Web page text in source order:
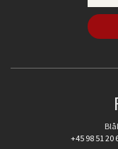
+45 98 51 20